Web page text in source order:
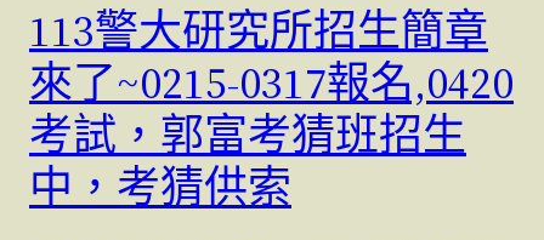
113警大研究所招生簡章
來了~0215-0317報名,0420
考試，郭富考猜班招生
中，考猜供索